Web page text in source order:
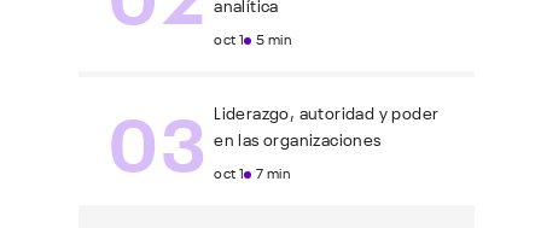
analítica
oct 1 5 min
03 Liderazgo, autoridad y poder
en las organizaciones
oct 1 7 min